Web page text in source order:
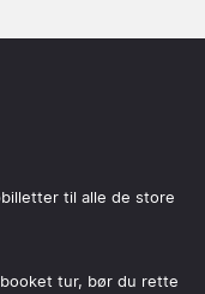
til alle de store
tur, bør du rette